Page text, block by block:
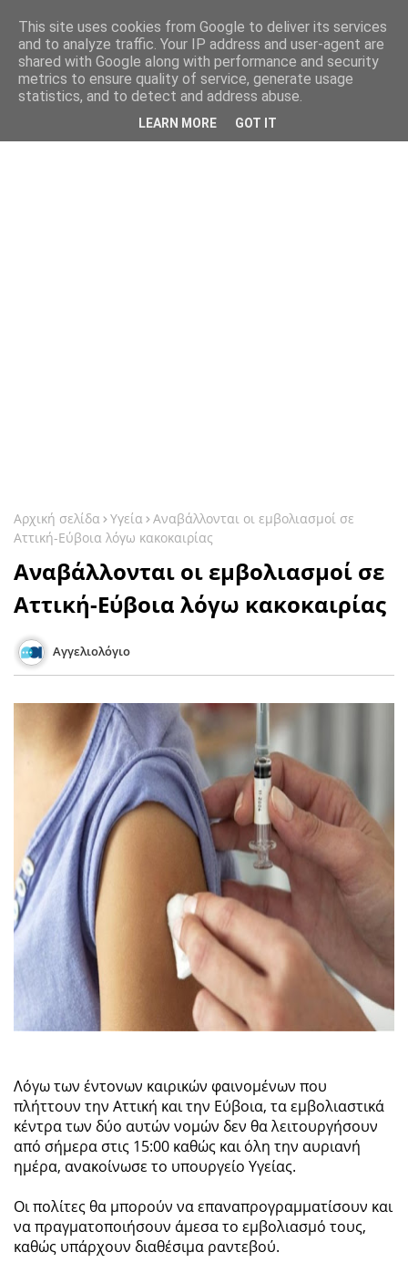
Αρχική σελίδα Υγεία Αναβάλλονται οι εμβολιασμοί σε
Αττική-Εύβοια λόγω κακοκαιρίας
Αναβάλλονται οι εμβολιασμοί σε
Αττική-Εύβοια λόγω κακοκαιρίας
Αγγελιολόγιο
Λόγω των έντονων καιρικών φαινομένων που
πλήττουν την Αττική και την Εύβοια, τα εμβολιαστικά
κέντρα των δύο αυτών νομών δεν θα λειτουργήσουν
από σήμερα στις 15:00 καθώς και όλη την αυριανή
ημέρα, ανακοίνωσε το υπουργείο Υγείας.
Οι πολίτες θα μπορούν να επαναπρογραμματίσουν και
να πραγματοποιήσουν άμεσα το εμβολιασμό τους,
καθώς υπάρχουν διαθέσιμα ραντεβού.
This site uses cookies from Google to deliver its services
and to analyze traffic. Your IP address and user-agent are
shared with Google along with performance and security
metrics to ensure quality of service, generate usage
statistics, and to detect and address abuse.
LEARN MORE GOT IT